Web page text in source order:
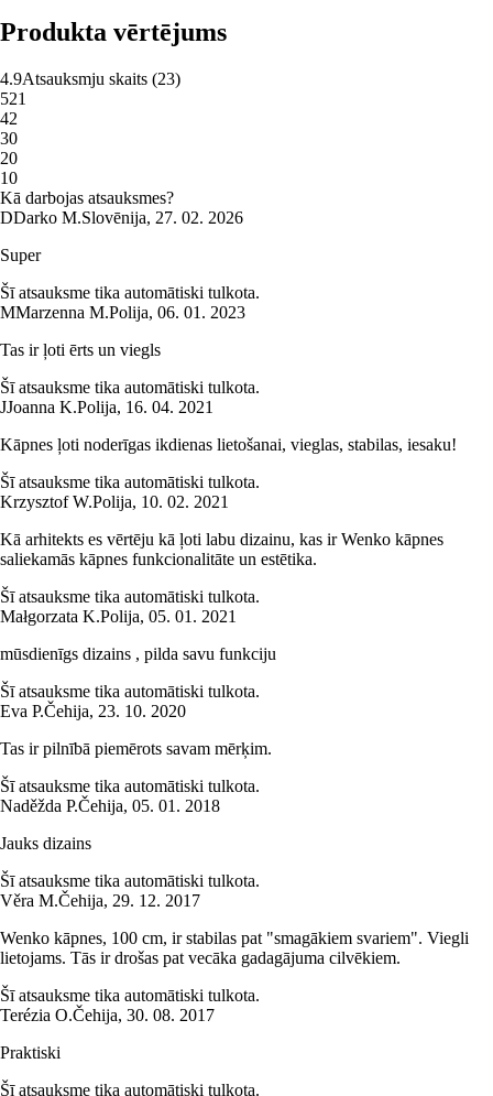
Produkta vērtējums
4.9Atsauksmju skaits (23)
521
42
30
20
10
Kā darbojas atsauksmes?
DDarko M.Slovēnija, 27. 02. 2026
Super
Šī atsauksme tika automātiski tulkota.
MMarzenna M.Polija, 06. 01. 2023
Tas ir ļoti ērts un viegls
Šī atsauksme tika automātiski tulkota.
JJoanna K.Polija, 16. 04. 2021
Kāpnes ļoti noderīgas ikdienas lietošanai, vieglas, stabilas, iesaku!
Šī atsauksme tika automātiski tulkota.
Krzysztof W.Polija, 10. 02. 2021
Kā arhitekts es vērtēju kā ļoti labu dizainu, kas ir Wenko kāpnes
saliekamās kāpnes funkcionalitāte un estētika.
Šī atsauksme tika automātiski tulkota.
Małgorzata K.Polija, 05. 01. 2021
mūsdienīgs dizains , pilda savu funkciju
Šī atsauksme tika automātiski tulkota.
Eva P.Čehija, 23. 10. 2020
Tas ir pilnībā piemērots savam mērķim.
Šī atsauksme tika automātiski tulkota.
Naděžda P.Čehija, 05. 01. 2018
Jauks dizains
Šī atsauksme tika automātiski tulkota.
Věra M.Čehija, 29. 12. 2017
Wenko kāpnes, 100 cm, ir stabilas pat "smagākiem svariem". Viegli
lietojams. Tās ir drošas pat vecāka gadagājuma cilvēkiem.
Šī atsauksme tika automātiski tulkota.
Terézia O.Čehija, 30. 08. 2017
Praktiski
Šī atsauksme tika automātiski tulkota.